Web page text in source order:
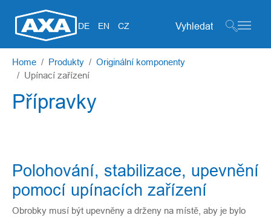
DE EN CZ Search form
Home Produkty
Originální komponenty
Upínací zařízení
Přípravky
Polohování, stabilizace, upevnění
pomocí upínacích zařízení
Obrobky musí být upevněny a drženy na místě, aby je bylo